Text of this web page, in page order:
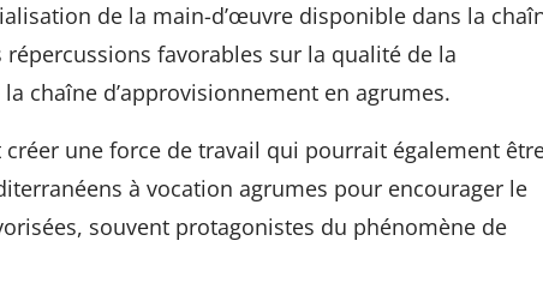
de la main-d’œuvre disponible dans la
répercussions favorables sur la qualité de la
chaîne d’approvisionnement en agrumes.
créer une force de travail qui pourrait également
à vocation agrumes pour encourager le
souvent protagonistes du phénomène de